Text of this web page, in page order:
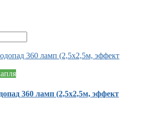
360 ламп (2,5х2,5м, эффект